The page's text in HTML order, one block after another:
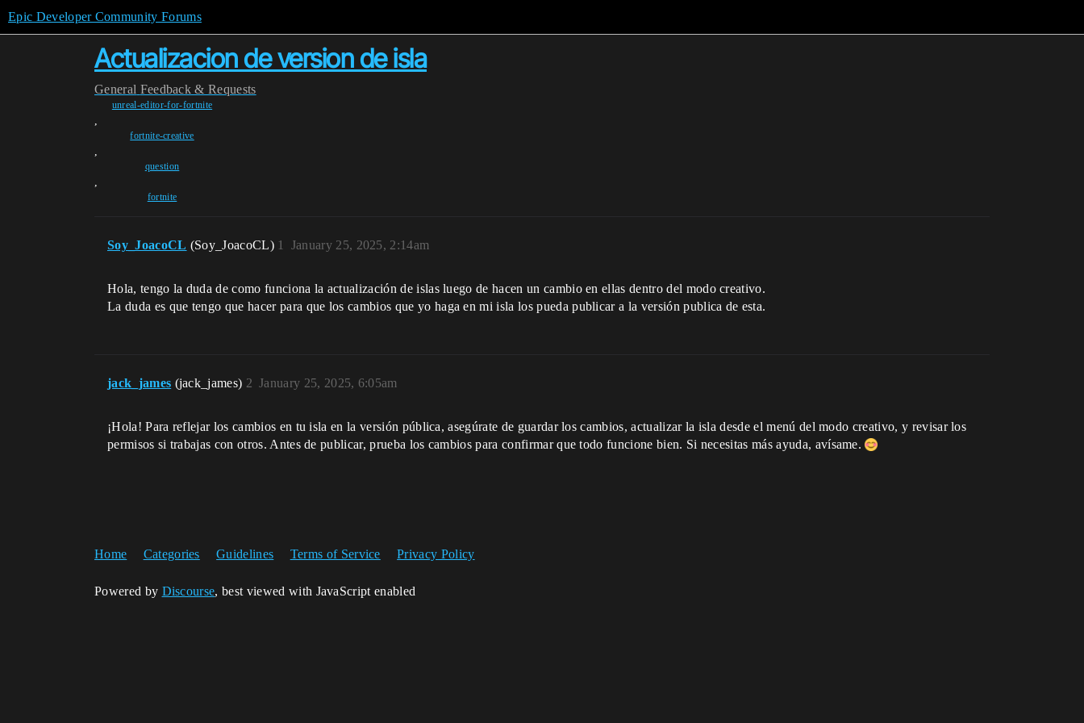
Epic Developer Community Forums
Actualizacion de version de isla
General Feedback & Requests
unreal-editor-for-fortnite
,
fortnite-creative
,
question
,
fortnite
Soy_JoacoCL (Soy_JoacoCL) January 25, 2025, 2:14am
1
Hola, tengo la duda de como funciona la actualización de islas luego de hacen un cambio en ellas dentro del modo creativo.
La duda es que tengo que hacer para que los cambios que yo haga en mi isla los pueda publicar a la versión publica de esta.
jack_james (jack_james) January 25, 2025, 6:05am
2
¡Hola! Para reflejar los cambios en tu isla en la versión pública, asegúrate de guardar los cambios, actualizar la isla desde el menú del modo creativo, y revisar los
permisos si trabajas con otros. Antes de publicar, prueba los cambios para confirmar que todo funcione bien. Si necesitas más ayuda, avísame.
Home Categories Guidelines Terms of Service Privacy Policy
Powered by Discourse, best viewed with JavaScript enabled